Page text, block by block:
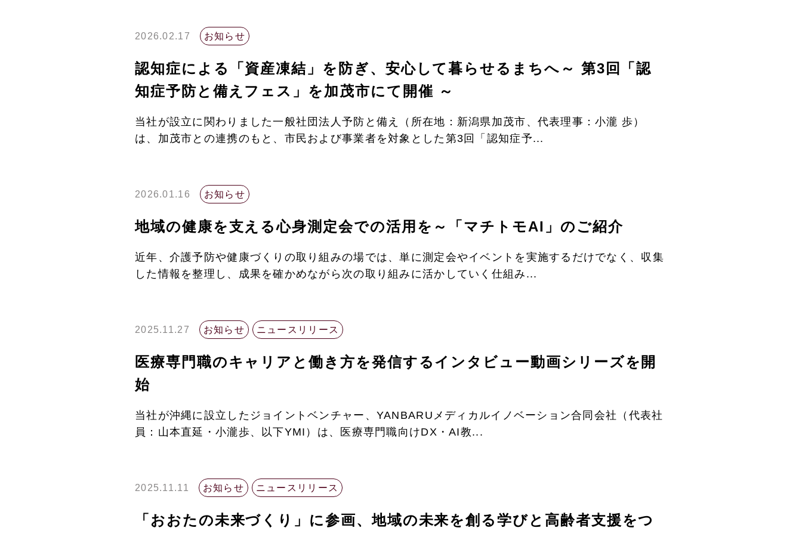
2026.02.17 お知らせ
認知症による「資産凍結」を防ぎ、安心して暮らせるまちへ～ 第3回「認
知症予防と備えフェス」を加茂市にて開催 ～
当社が設立に関わりました一般社団法人予防と備え（所在地：新潟県加茂市、代表理事：小瀧 歩）
は、加茂市との連携のもと、市民および事業者を対象とした第3回「認知症予...
2026.01.16 お知らせ
地域の健康を支える心身測定会での活用を～「マチトモAI」のご紹介
近年、介護予防や健康づくりの取り組みの場では、単に測定会やイベントを実施するだけでなく、収集
した情報を整理し、成果を確かめながら次の取り組みに活かしていく仕組み...
2025.11.27 お知らせ ニュースリリース
医療専門職のキャリアと働き方を発信するインタビュー動画シリーズを開
始
当社が沖縄に設立したジョイントベンチャー、YANBARUメディカルイノベーション合同会社（代表社
員：山本直延・小瀧歩、以下YMI）は、医療専門職向けDX・AI教...
2025.11.11 お知らせ ニュースリリース
「おおたの未来づくり」に参画、地域の未来を創る学びと高齢者支援をつ